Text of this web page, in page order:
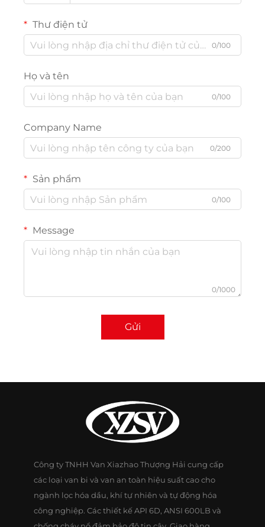
Thư điện tử
0/100
Họ và tên
0/100
Company Name
0/200
Sản phẩm
0/100
Message
0/1000
Gửi
Công ty TNHH Van Xiazhao Thượng Hải cung cấp
các loại van bi và van an toàn hiệu suất cao cho
ngành lọc hóa dầu, khí tự nhiên và tự động hóa
công nghiệp. Các thiết kế API 6D, ANSI 600LB và